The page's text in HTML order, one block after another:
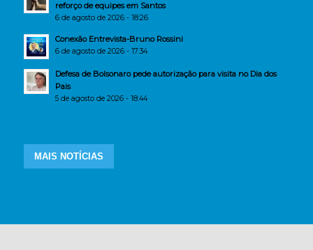
reforço de equipes em Santos
6 de agosto de 2026 - 18:26
Conexão Entrevista-Bruno Rossini
6 de agosto de 2026 - 17:34
Defesa de Bolsonaro pede autorização para visita no Dia dos
Pais
5 de agosto de 2026 - 18:44
MAIS NOTÍCIAS